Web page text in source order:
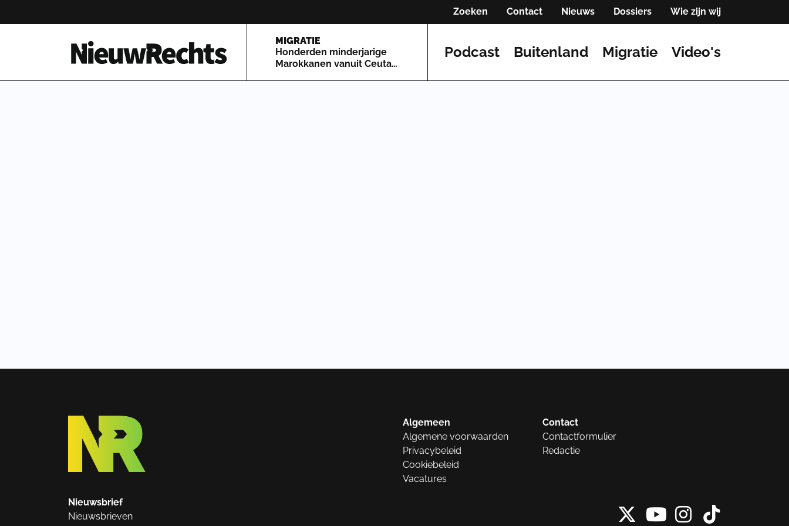
Zoeken Contact Nieuws Dossiers Wie zijn wij
Homepage van NieuwRechts
MIGRATIE
Honderden minderjarige
Marokkanen vanuit Ceuta
Podcast Buitenland Migratie Video's
Algemeen
Algemene voorwaarden
Privacybeleid
Cookiebeleid
Vacatures
Contact
Contactformulier
Redactie
Nieuwsbrief
Nieuwsbrieven
X vanInstagram
Tiktok